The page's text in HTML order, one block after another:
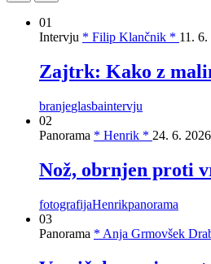
01
Intervju * Filip Klančnik * 11.
Zajtrk: Kako z
branjeglasbaintervju
02
Panorama * Henrik * 24. 6. 2026
Nož, obrnjen proti
fotografijaHenrikpanorama
03
Panorama * Anja Grmovšek